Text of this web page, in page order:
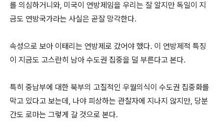
를 의심하거니와, 미국이 연방제임을 우리는 잘 알지만 독일이 지
금도 연방국가라는 사실은 곧잘 망각한다.
속성으로 보아 이태리는 연방제로 갔어야 했다. 이 연방제적 특징
이 지금도 고스란히 남아 수도권 집중을 덜 부른다고 본다.
특히 중남부에 대한 북부의 고질적인 우월의식이 수도권 집중화를
막고 있다고 보는데, 나야 피상하는 관찰자에 지나지 않지만, 당분
간도 로마는 그렇게 갈 것으로 본다.